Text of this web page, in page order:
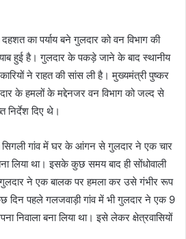
का पर्याय बने गुलदार को वन विभाग की
हुई है। गुलदार के पकड़े जाने के बाद स्थानीय
ने राहत की सांस ली है। मुख्यमंत्री पुष्कर
के हमलों के मद्देनजर वन विभाग को जल्द से
दिए थे।
सिगली गांव में घर के आंगन से गुलदार ने एक चार
लिया था। इसके कुछ समय बाद ही सोंधोवाली
गुलदार ने एक बालक पर हमला कर उसे गंभीर रूप
दिन पहले गलजवाड़ी गांव में भी गुलदार ने एक 9
निवाला बना लिया था। इसे लेकर क्षेत्रवासियों